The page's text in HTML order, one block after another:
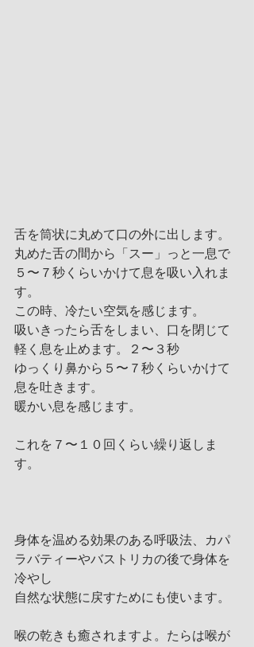
舌を筒状に丸めて口の外に出します。
丸めた舌の間から「スー」っと一息で
５〜７秒くらいかけて息を吸い入れま
す。
この時、冷たい空気を感じます。
吸いきったら舌をしまい、口を閉じて
軽く息を止めます。２〜３秒
ゆっくり鼻から５〜７秒くらいかけて
息を吐きます。
暖かい息を感じます。
これを７〜１０回くらい繰り返しま
す。
身体を温める効果のある呼吸法、カパ
ラバティーやバストリカの後で身体を
冷やし
自然な状態に戻すためにも使います。
喉の乾きも癒されますよ。たらは喉が